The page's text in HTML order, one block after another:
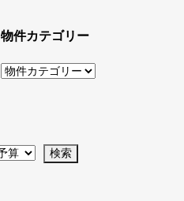
物件カテゴリー